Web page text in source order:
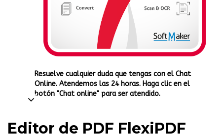
Resuelve cualquier duda que tengas con el Chat
Online. Atendemos las 24 horas. Haga clic en el
botón "Chat online" para ser atendido.
Editor de PDF FlexiPDF